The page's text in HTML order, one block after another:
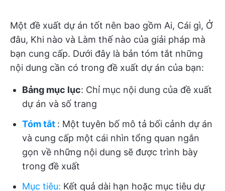
Một đề xuất dự án tốt nên bao gồm Ai, Cái gì, Ở
đâu, Khi nào và Làm thế nào của giải pháp mà
bạn cung cấp. Dưới đây là bản tóm tắt những
nội dung cần có trong đề xuất dự án của bạn:
Bảng mục lục: Chỉ mục nội dung của đề xuất
dự án và số trang
Tóm tắt : Một tuyên bố mô tả bối cảnh dự án
và cung cấp một cái nhìn tổng quan ngắn
gọn về những nội dung sẽ được trình bày
trong đề xuất
Mục tiêu: Kết quả dài hạn hoặc mục tiêu dự